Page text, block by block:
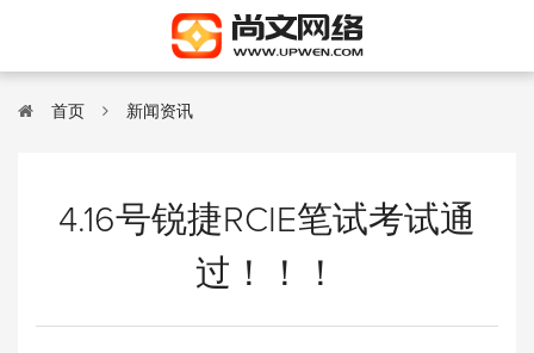
首页 新闻资讯
4.16号锐捷RCIE笔试考试通
过！！！